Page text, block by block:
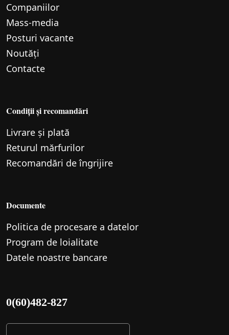
Companiilor
Mass-media
Posturi vacante
Noutăți
Contacte
Condiții și recomandări
Livrare și plată
Returul mărfurilor
Recomandări de îngrijire
Documente
Politica de procesare a datelor
Program de loialitate
Datele noastre bancare
0(60)482-827